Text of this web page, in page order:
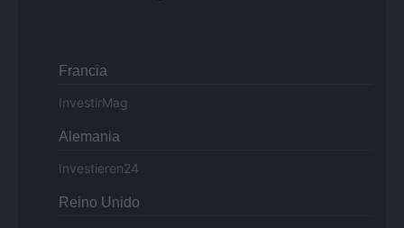
Francia
InvestirMag
Alemania
Investieren24
Reino Unido